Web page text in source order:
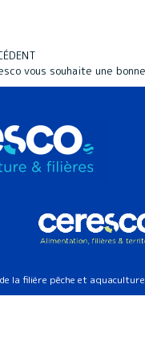
vous souhaite une
la filière pêche et